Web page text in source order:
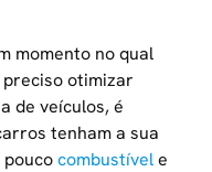
momento no qual
otimizar
de veículos, é
tenham a sua
poucocombustívele